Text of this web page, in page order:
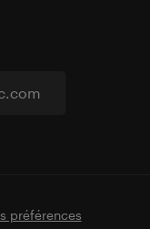
préférences